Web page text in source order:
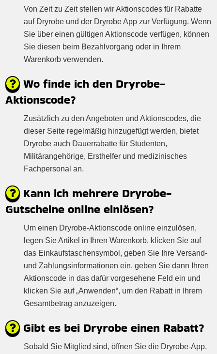
Von Zeit zu Zeit stellen wir Aktionscodes für Rabatte
auf Dryrobe und der Dryrobe App zur Verfügung. Wenn
Sie über einen gültigen Aktionscode verfügen, können
Sie diesen beim Bezahlvorgang oder in Ihrem
Warenkorb verwenden.
Wo finde ich den Dryrobe-
Aktionscode?
Zusätzlich zu den Angeboten und Aktionscodes, die
dieser Seite regelmäßig hinzugefügt werden, bietet
Dryrobe auch Dauerrabatte für Studenten,
Militärangehörige, Ersthelfer und medizinisches
Fachpersonal an.
Kann ich mehrere Dryrobe-
Gutscheine online einlösen?
Um einen Dryrobe-Aktionscode online einzulösen,
legen Sie Artikel in Ihren Warenkorb, klicken Sie auf
das Einkaufstaschensymbol, geben Sie Ihre Versand-
und Zahlungsinformationen ein, geben Sie dann Ihren
Aktionscode in das dafür vorgesehene Feld ein und
klicken Sie auf „Anwenden“, um den Rabatt in Ihrem
Gesamtbetrag anzuzeigen.
Gibt es bei Dryrobe einen Rabatt?
Sobald Sie Mitglied sind, öffnen Sie die Dryrobe-App,